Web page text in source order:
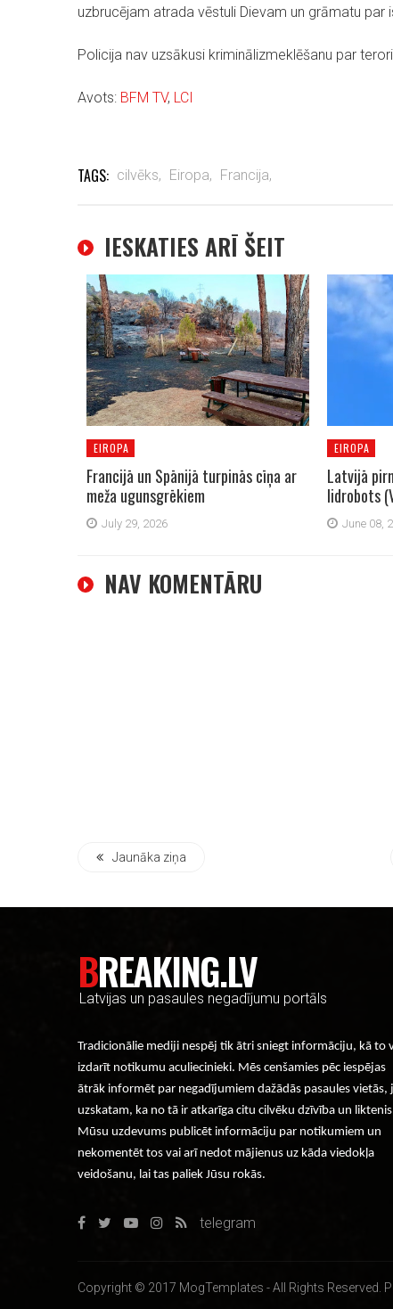
uzbrucējam atrada vēstuli Dievam un grāmatu par
Policija nav uzsākusi kriminālizmeklēšanu par
Avots: BFM TV, LCI
TAGS: cilvēks, Eiropa, Francija,
IESKATIES ARĪ ŠEIT
EIROPA
Francijā un Spānijā turpinās cīņa ar
meža ugunsgrēkiem
July 29, 2026
EIROPA
Latvijā
lidrobots
June 08,
NAV KOMENTĀRU
Jaunāka ziņa
BREAKING.LV
Latvijas un pasaules negadījumu portāls
Tradicionālie mediji nespēj tik ātri sniegt informāciju, kā to
izdarīt notikumu aculiecinieki. Mēs cenšamies pēc iespējas
ātrāk informēt par negadījumiem dažādās pasaules vietās,
uzskatam, ka no tā ir atkarīga citu cilvēku dzīvība un
Mūsu uzdevums publicēt informāciju par notikumiem un
nekomentēt tos vai arī nedot mājienus uz kāda viedokļa
veidošanu, lai tas paliek Jūsu rokās.
telegram
Copyright © 2017 MogTemplates - All Rights Reserved.